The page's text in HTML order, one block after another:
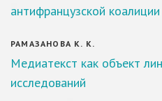
антифранцузской коалиции
РАМАЗАНОВА К. К.
Медиатекст как объект
исследований